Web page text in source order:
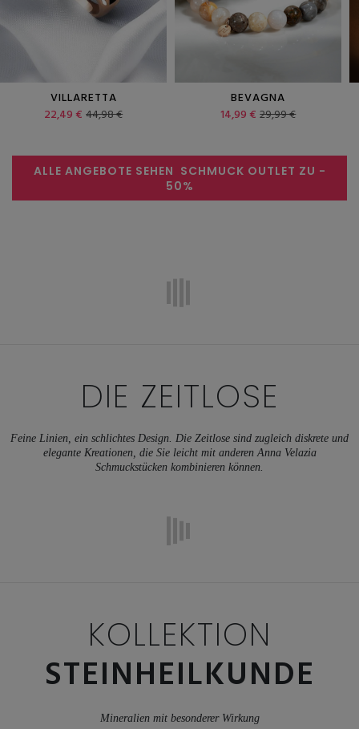
VILLARETTA
22,49 € 44,98 €
BEVAGNA
14,99 € 29,99 €
ALLE ANGEBOTE SEHEN SCHMUCK OUTLET ZU -
50%
DIE ZEITLOSE
Feine Linien, ein schlichtes Design. Die Zeitlose sind zugleich diskrete und
elegante Kreationen, die Sie leicht mit anderen Anna Velazia
Schmuckstücken kombinieren können.
KOLLEKTION
STEINHEILKUNDE
Mineralien mit besonderer Wirkung